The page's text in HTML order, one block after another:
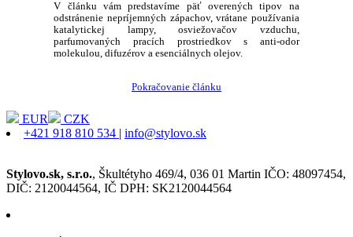
V článku vám predstavíme päť overených tipov na
odstránenie nepríjemných zápachov, vrátane používania
katalytickej lampy, osviežovačov vzduchu,
parfumovaných pracích prostriedkov s anti-odor
molekulou, difuzérov a esenciálnych olejov.
Pokračovanie článku
EUR
CZK
+421 918 810 534 | info@stylovo.sk
Stylovo.sk, s.r.o., Škultétyho 469/4, 036 01 Martin IČO: 48097454,
DIČ: 2120044564, IČ DPH: SK2120044564